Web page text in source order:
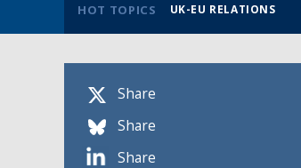
HOT TOPICS UK-EU RELATIONS
Share
Share
Share